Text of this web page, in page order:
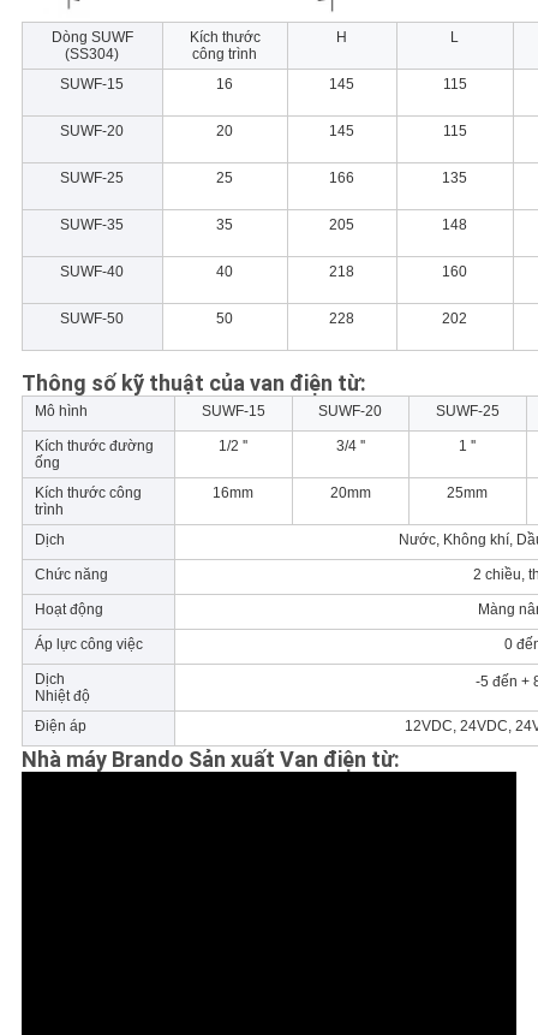
Dòng SUWF
(SS304)
Kích thước
công trình
H L
SUWF-15 16 145 115
SUWF-20 20 145 115
SUWF-25 25 166 135
SUWF-35 35 205 148
SUWF-40 40 218 160
SUWF-50 50 228 202
Thông số kỹ thuật của van điện từ:
Mô hình SUWF-15 SUWF-20 SUWF-25
Kích thước đường
ống
1/2 '' 3/4 '' 1 ''
Kích thước công
trình
16mm 20mm 25mm
Dịch Nước, Không khí,
Chức năng 2 chiều,
Hoạt động Màng
Áp lực công việc 0
Dịch
Nhiệt độ
-5 đến +
Điện áp 12VDC, 24VDC,
Nhà máy Brando Sản xuất Van điện từ: